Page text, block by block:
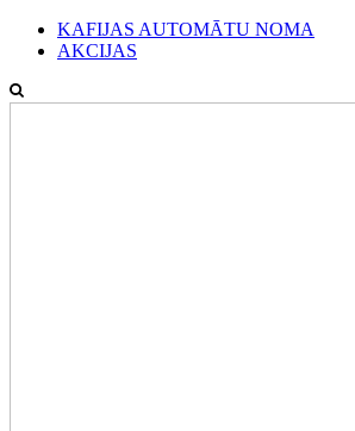
KAFIJAS AUTOMĀTU NOMA
AKCIJAS